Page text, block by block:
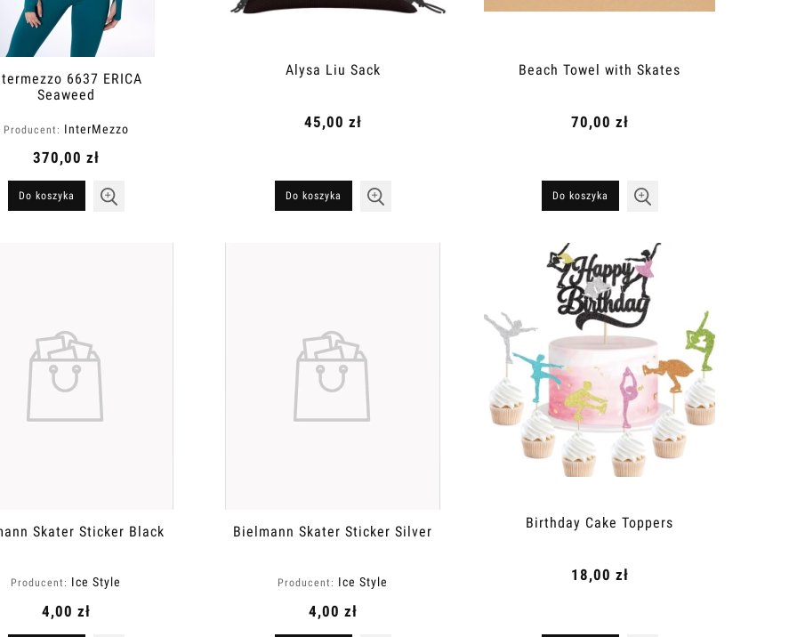
6637 ERICA
Seaweed
Producent: InterMezzo
370,00 zł
Do koszyka
Alysa Liu Sack
45,00 zł
Do koszyka
Beach Towel with Skates
70,00 zł
Do koszyka
Skater Sticker Black
Producent: Ice Style
4,00 zł
Bielmann Skater Sticker Silver
Producent: Ice Style
4,00 zł
Birthday Cake Toppers
18,00 zł